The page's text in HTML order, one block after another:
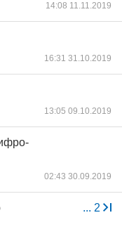
14:08 11.11.2019
16:31 31.10.2019
13:05 09.10.2019
02:43 30.09.2019
... 2